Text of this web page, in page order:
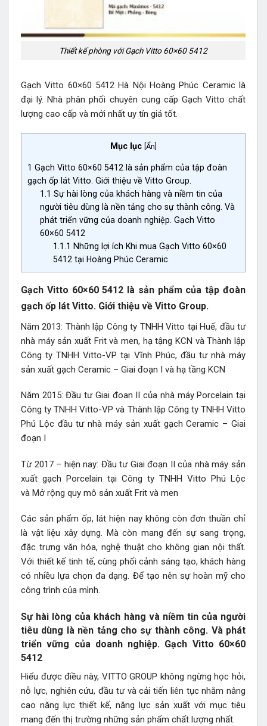
Thiết kế phòng với Gạch Vitto 60×60 5412
Gạch Vitto 60×60 5412 Hà Nội Hoàng Phúc Ceramic là
đại lý. Nhà phân phối chuyên cung cấp Gạch Vitto chất
lượng cao cấp và mới nhất uy tín giá tốt.
Mục lục [Ẩn]
1 Gạch Vitto 60×60 5412 là sản phẩm của tập đoàn
gạch ốp lát Vitto. Giới thiệu về Vitto Group.
1.1 Sự hài lòng của khách hàng và niềm tin của
người tiêu dùng là nền tảng cho sự thành công. Và
phát triển vững của doanh nghiệp. Gạch Vitto
60×60 5412
1.1.1 Những lợi ích Khi mua Gạch Vitto 60×60
5412 tại Hoàng Phúc Ceramic
Gạch Vitto 60×60 5412 là sản phẩm của tập đoàn
gạch ốp lát Vitto. Giới thiệu về Vitto Group.
Năm 2013: Thành lập Công ty TNHH Vitto tại Huế, đầu tư
nhà máy sản xuất Frit và men, hạ tậng KCN và Thành lập
Công ty TNHH Vitto-VP tại Vĩnh Phúc, đầu tư nhà máy
sản xuất gạch Ceramic – Giai đoạn I và hạ tầng KCN
Năm 2015: Đầu tư Giai đoan II của nhà máy Porcelain tại
Công ty TNHH Vitto-VP và Thành lập Công ty TNHH Vitto
Phú Lộc đầu tư nhà máy sản xuất gạch Ceramic – Giai
đoạn I
Từ 2017 – hiện nay: Đầu tư Giai đoạn II của nhà máy sản
xuất gạch Porcelain tại Công ty TNHH Vitto Phú Lộc
và Mở rộng quy mô sản xuất Frit và men
Các sản phẩm ốp, lát hiện nay không còn đơn thuần chỉ
là vật liệu xây dựng. Mà còn mang đến sự sang trọng,
đặc trưng văn hóa, nghệ thuật cho không gian nội thất.
Với thiết kế tinh tế, cùng phối cảnh sáng tạo, khách hàng
có nhiều lựa chọn đa dạng. Để tạo nên sự hoàn mỹ cho
công trình của mình.
Sự hài lòng của khách hàng và niềm tin của người
tiêu dùng là nền tảng cho sự thành công. Và phát
triển vững của doanh nghiệp. Gạch Vitto 60×60
5412
Hiểu được điều này, VITTO GROUP không ngừng học hỏi,
nỗ lực, nghiên cứu, đầu tư và cải tiến liên tục nhằm nâng
cao năng lực thiết kế, năng lực sản xuất với mục tiêu
mang đến thị trường những sản phẩm chất lượng nhất.